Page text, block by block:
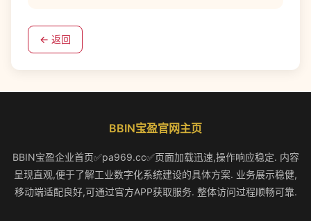
← 返回
BBIN宝盈官网主页
BBIN宝盈企业首页✅pa969.cc✅页面加载迅速,操作响应稳定. 内容
呈现直观,便于了解工业数字化系统建设的具体方案. 业务展示稳健,
移动端适配良好,可通过官方APP获取服务. 整体访问过程顺畅可靠.